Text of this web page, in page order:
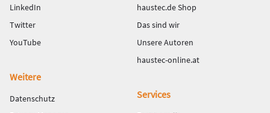
LinkedIn
Twitter
YouTube
haustec.de Shop
Das sind wir
Unsere Autoren
haustec-online.at
Weitere
Datenschutz
Services